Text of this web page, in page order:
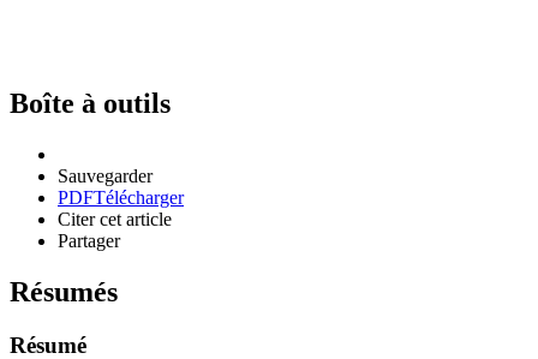
Boîte à outils
Sauvegarder
PDFTélécharger
Citer cet article
Partager
Résumés
Résumé